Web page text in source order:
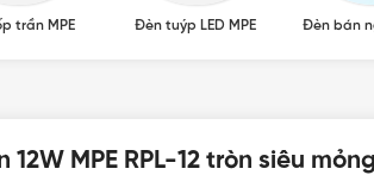
trần MPE Đèn tuýp LED MPE Đèn bán
MPE RPL-12 tròn siêu mỏng